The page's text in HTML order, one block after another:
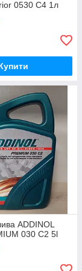
0530 C4 1л
ADDINOL
030 C2 5l